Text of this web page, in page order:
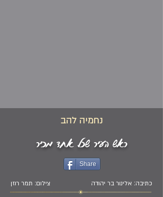
נחמיה להב
ראש העיר שכל אחד מכיר
Share
צילום: תמר רוזן כתיבה: אלינור בר יהודה